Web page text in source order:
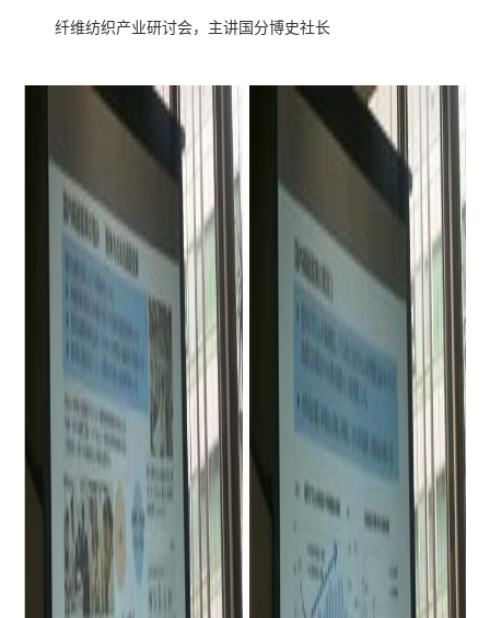
纤维纺织产业研讨会，主讲国分博史社长